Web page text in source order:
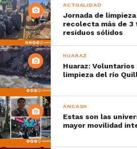
ACTUALIDAD
Jornada de
recolecta más de 3
residuos sólidos
HUARAZ
Huaraz:
limpieza del río
ÁNCASH
Estas son las
mayor movilidad